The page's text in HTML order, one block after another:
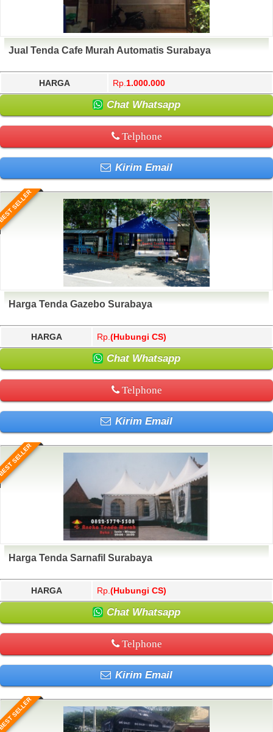
Jual Tenda Cafe Murah Automatis Surabaya
HARGA Rp. 1.000.000
Chat Whatsapp
Telphone
Kirim Email
SELLER
Harga Tenda Gazebo Surabaya
HARGA Rp. (Hubungi CS)
Chat Whatsapp
Telphone
Kirim Email
SELLER
Harga Tenda Sarnafil Surabaya
HARGA Rp. (Hubungi CS)
Chat Whatsapp
Telphone
Kirim Email
SELLER